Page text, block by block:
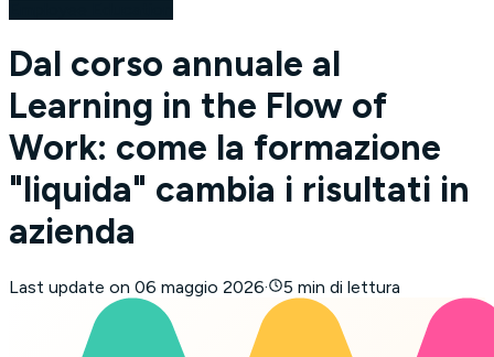
Dal corso annuale al
Learning in the Flow of
Work: come la formazione
"liquida" cambia i risultati in
azienda
Last update on 06 maggio 2026· 5 min di lettura